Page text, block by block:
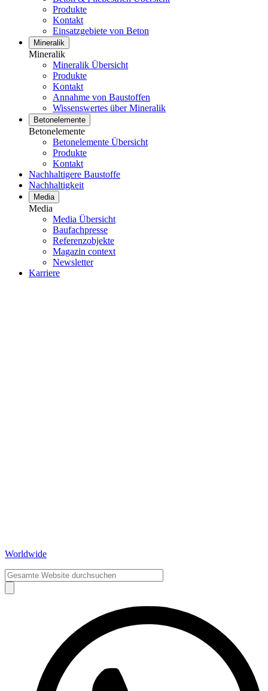
Produkte
Kontakt
Einsatzgebiete von Beton
Mineralik
Mineralik
Mineralik Übersicht
Produkte
Kontakt
Annahme von Baustoffen
Wissenswertes über Mineralik
Betonelemente
Betonelemente
Betonelemente Übersicht
Produkte
Kontakt
Nachhaltigere Baustoffe
Nachhaltigkeit
Media
Media
Media Übersicht
Baufachpresse
Referenzobjekte
Magazin context
Newsletter
Karriere
Worldwide